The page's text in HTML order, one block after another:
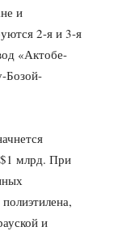
и
2-я и 3-я
«Актобе-
Бозой-
$1 млрд. При
и